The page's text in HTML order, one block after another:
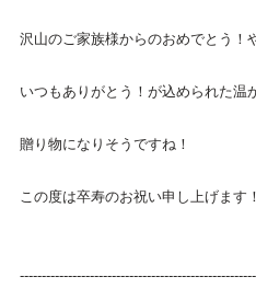
沢山のご家族様からのおめでとう！
いつもありがとう！が込められた温
贈り物になりそうですね！
この度は卒寿のお祝い申し上げます！